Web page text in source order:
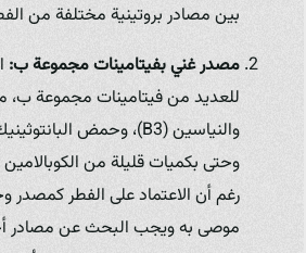
بين مصادر بروتينية مختلفة من
مصدر غني بفيتامينات مجموعة ب:
موصى به ويجب البحث عن مصادر